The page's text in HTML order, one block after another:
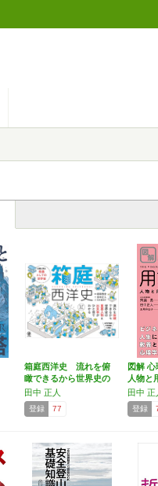
箱庭西洋史 流れを俯
瞰できるから世界史の
重要…
田中 正人
登録 77
図解
人物と
心…
田中 正
登録